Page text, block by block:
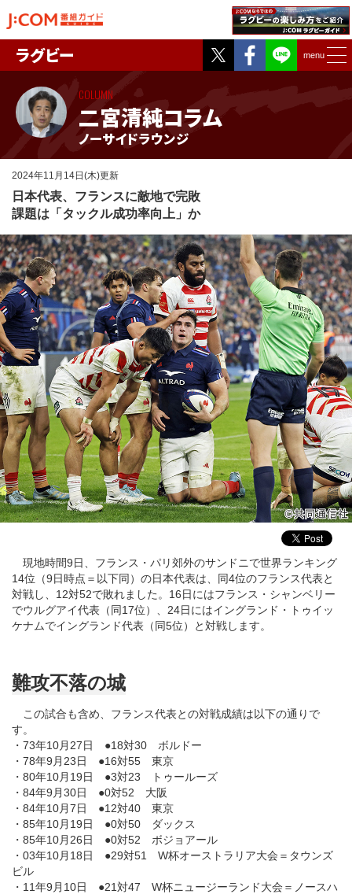
Twitter
Facebook
menu
ラグビー
二宮清純コラム
ノーサイドラウンジ
COLUMN
2024年11月14日(木)更新
日本代表、フランスに敵地で完敗
課題は「タックル成功率向上」か
現地時間9日、フランス・パリ郊外のサンドニで世界ランキング
14位（9日時点＝以下同）の日本代表は、同4位のフランス代表と
対戦し、12対52で敗れました。16日にはフランス・シャンベリー
でウルグアイ代表（同17位）、24日にはイングランド・トゥイッ
ケナムでイングランド代表（同5位）と対戦します。
難攻不落の城
この試合も含め、フランス代表との対戦成績は以下の通りで
す。
・73年10月27日 ●18対30 ボルドー
・78年9月23日 ●16対55 東京
・80年10月19日 ●3対23 トゥールーズ
・84年9月30日 ●0対52 大阪
・84年10月7日 ●12対40 東京
・85年10月19日 ●0対50 ダックス
・85年10月26日 ●0対52 ボジョアール
・03年10月18日 ●29対51 W杯オーストラリア大会＝タウンズ
ビル
・11年9月10日 ●21対47 W杯ニュージーランド大会＝ノースハ